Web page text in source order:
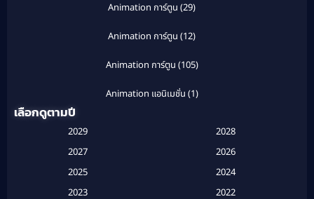
Animation การ์ตูน (29)
Animation การ์ตูน (12)
Animation การ์ตูน (105)
Animation แอนิเมชั่น (1)
เลือกดูตามปี
2029
2028
2027
2026
2025
2024
2023
2022